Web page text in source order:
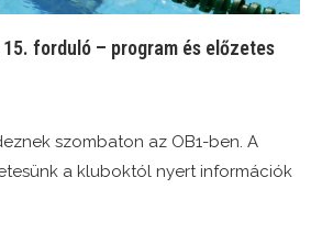
forduló – program és előzetes
szombaton az OB1-ben. A
a kluboktól nyert információk